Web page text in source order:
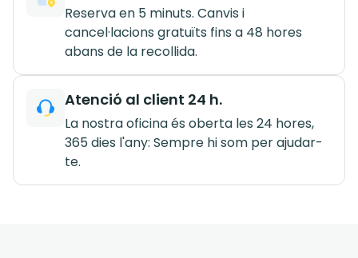
Reserva en 5 minuts. Canvis i
cancel·lacions gratuïts fins a 48 hores
abans de la recollida.
Atenció al client 24 h.
La nostra oficina és oberta les 24 hores,
365 dies l'any: Sempre hi som per ajudar-
te.